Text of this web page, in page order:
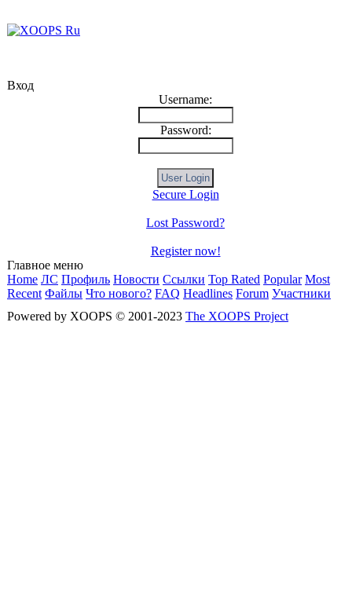
Вход
Username:
Password:
Secure Login
Lost Password?
Register now!
Главное меню
Home ЛС Профиль Новости Ссылки Top Rated Popular Most
Recent Файлы Что нового? FAQ Headlines Forum Участники
Powered by XOOPS © 2001-2023 The XOOPS Project